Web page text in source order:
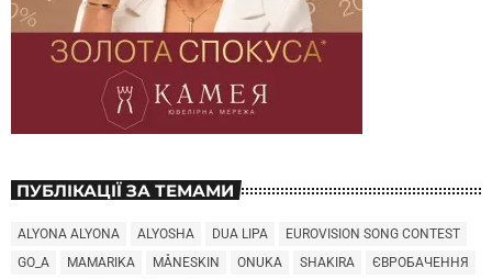
ПУБЛІКАЦІЇ ЗА ТЕМАМИ
ALYONA ALYONA ALYOSHA DUA LIPA
EUROVISION SONG CONTEST
GO_A
MAMARIKA MÅNESKIN ONUKA SHAKIRA
ЄВРОБАЧЕННЯ